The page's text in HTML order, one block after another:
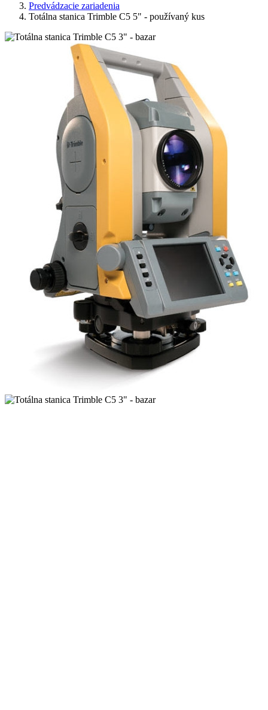
Predvádzacie zariadenia
Totálna stanica Trimble C5 5" - používaný kus